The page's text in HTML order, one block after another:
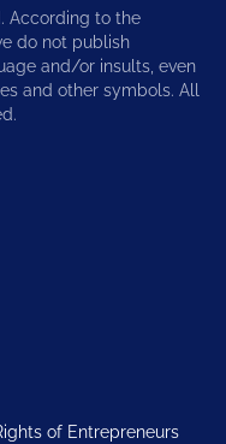
According to the
do not publish
and/or insults, even
and other symbols. All
of Entrepreneurs